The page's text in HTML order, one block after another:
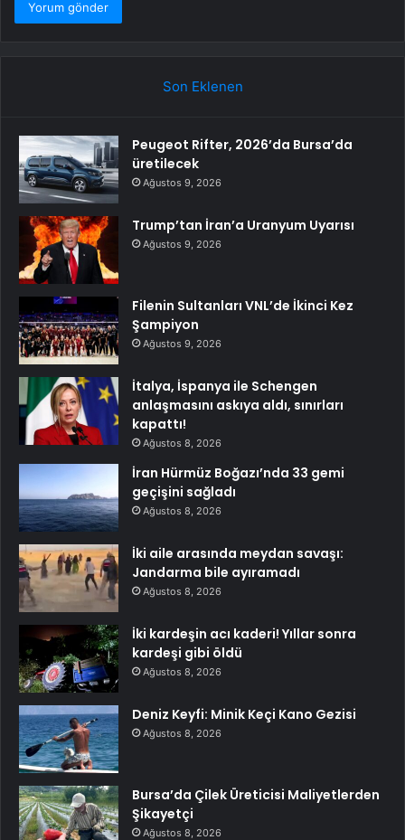
Son Eklenen
Peugeot Rifter, 2026’da Bursa’da
üretilecek
Ağustos 9, 2026
Trump’tan İran’a Uranyum Uyarısı
Ağustos 9, 2026
Filenin Sultanları VNL’de İkinci Kez
Şampiyon
Ağustos 9, 2026
İtalya, İspanya ile Schengen
anlaşmasını askıya aldı, sınırları
kapattı!
Ağustos 8, 2026
İran Hürmüz Boğazı’nda 33 gemi
geçişini sağladı
Ağustos 8, 2026
İki aile arasında meydan savaşı:
Jandarma bile ayıramadı
Ağustos 8, 2026
İki kardeşin acı kaderi! Yıllar sonra
kardeşi gibi öldü
Ağustos 8, 2026
Deniz Keyfi: Minik Keçi Kano Gezisi
Ağustos 8, 2026
Bursa’da Çilek Üreticisi Maliyetlerden
Şikayetçi
Ağustos 8, 2026